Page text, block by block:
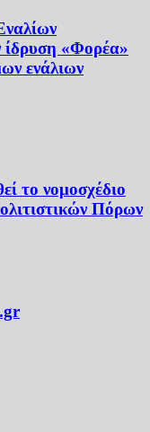
ίδρυση «Φορέα»
ενάλιων
το νομοσχέδιο
Πόρων